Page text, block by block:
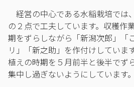
経営の中心である水稲栽培では
の２点で工夫しています。収穫作
期をずらしながら「新潟次郎」「
リ」「新之助」を作付けしていま
植えの時期を５月前半と後半でず
集中し過ぎないようにしています。